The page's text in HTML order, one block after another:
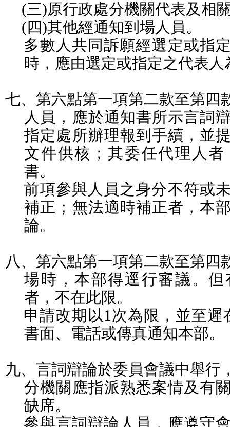
(三)原行政處分機關代表及相
(四)其他經通知到場人員。
多數人共同訴願經選定或指
時，應由選定或指定之代表人
七、第六點第一項第二款至第四
人員，應於通知書所示言詞
指定處所辦理報到手續，並
文件供核；其委任代理人
書。
前項參與人員之身分不符或
補正；無法適時補正者，本
論。
八、第六點第一項第二款至第四
場時，本部得逕行審議。
者，不在此限。
申請改期以1 次為限，並至遲
書面、電話或傳真通知本部。
九、言詞辯論於委員會議中舉行
分機關應指派熟悉案情及有
缺席。
參與言詞辯論人員，應遵守